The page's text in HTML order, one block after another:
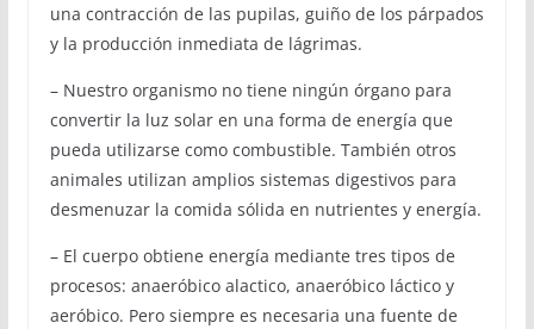
una contracción de las pupilas, guiño de los párpados
y la producción inmediata de lágrimas.
– Nuestro organismo no tiene ningún órgano para
convertir la luz solar en una forma de energía que
pueda utilizarse como combustible. También otros
animales utilizan amplios sistemas digestivos para
desmenuzar la comida sólida en nutrientes y energía.
– El cuerpo obtiene energía mediante tres tipos de
procesos: anaeróbico alactico, anaeróbico láctico y
aeróbico. Pero siempre es necesaria una fuente de